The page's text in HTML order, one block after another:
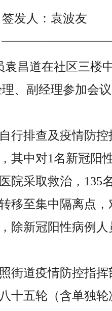
发人：袁波友
袁昌道在社区三楼
、副经理参加会议
行排查及疫情防控
其中对1名新冠阳
院采取救治，135
移至集中隔离点
除新冠阳性病例
街道疫情防控指
十五轮（含单独轮